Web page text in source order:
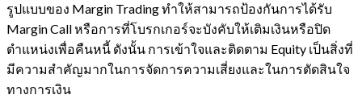
รูปแบบของ Margin Trading ทำให้สามารถป้องกันการได้รับ
Margin Call หรือการที่โบรกเกอร์จะบังคับให้เติมเงินหรือปิด
ตำแหน่งเพื่อคืนหนี้ ดังนั้น การเข้าใจและติดตาม Equity เป็นสิ่งที่
มีความสำคัญมากในการจัดการความเสี่ยงและในการตัดสินใจ
ทางการเงิน